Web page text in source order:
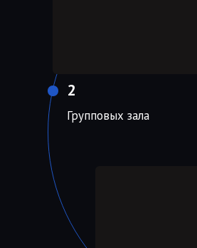
Групповых зала
2